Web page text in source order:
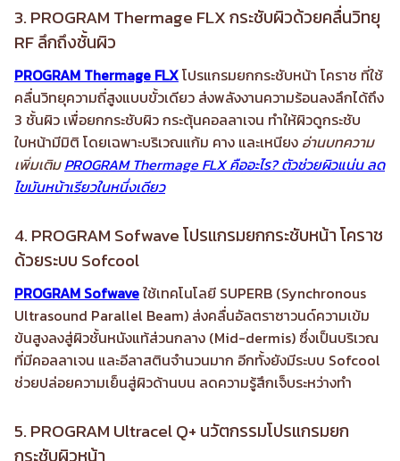
3. PROGRAM Thermage FLX กระชับผิวด้วยคลื่นวิทยุ
RF ลึกถึงชั้นผิว
PROGRAM Thermage FLXโปรแกรมยกกระชับหน้า โคราช ที่ใช้
คลื่นวิทยุความถี่สูงแบบขั้วเดียว ส่งพลังงานความร้อนลงลึกได้ถึง
3 ชั้นผิว เพื่อยกกระชับผิว กระตุ้นคอลลาเจน ทำให้ผิวดูกระชับ
ใบหน้ามีมิติ โดยเฉพาะบริเวณแก้ม คาง และเหนียง อ่านบทความ
เพิ่มเติมPROGRAM Thermage FLX คืออะไร? ตัวช่วยผิวแน่น ลด
ไขมันหน้าเรียวในหนึ่งเดียว
4. PROGRAM Sofwave โปรแกรมยกกระชับหน้า โคราช
ด้วยระบบ Sofcool
PROGRAM Sofwaveใช้เทคโนโลยี SUPERB (Synchronous
Ultrasound Parallel Beam) ส่งคลื่นอัลตราซาวนด์ความเข้ม
ข้นสูงลงสู่ผิวชั้นหนังแท้ส่วนกลาง (Mid-dermis) ซึ่งเป็นบริเวณ
ที่มีคอลลาเจน และอีลาสตินจำนวนมาก อีกทั้งยังมีระบบ Sofcool
ช่วยปล่อยความเย็นสู่ผิวด้านบน ลดความรู้สึกเจ็บระหว่างทำ
5. PROGRAM Ultracel Q+ นวัตกรรมโปรแกรมยก